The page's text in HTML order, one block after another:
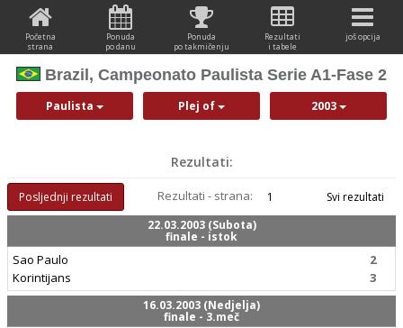
Početna
strana
Ponuda
po danu
Ponuda
po takmičenju
Rezultati
i tabele
još opcija
Brazil, Campeonato Paulista Serie A1-Fase 2
Paulista Plej of 2003
Rezultati:
Posljednji rezultati Rezultati - strana: 1
Svi rezultati
22.03.2003 (Subota)
finale - istok
Sao Paulo
Korintijans
2
3
16.03.2003 (Nedjelja)
finale - 3.meč